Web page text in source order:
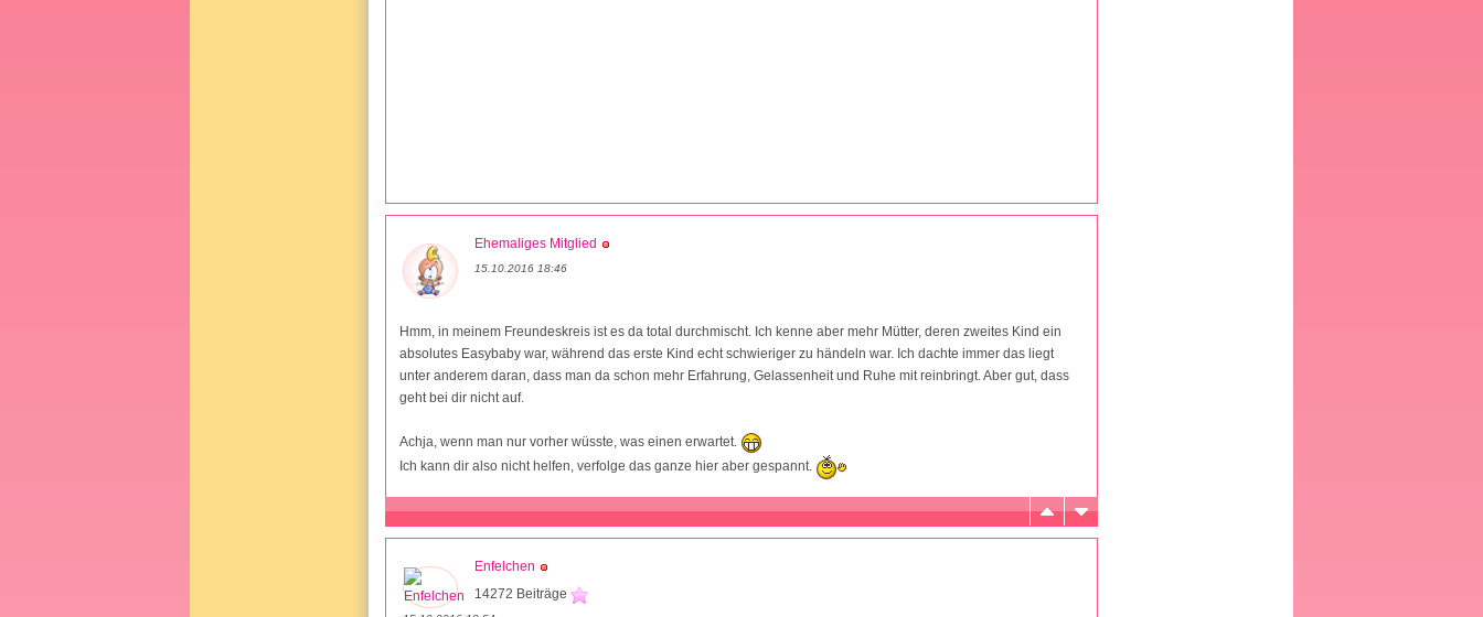
Ehemaliges Mitglied
15.10.2016 18:46
Hmm, in meinem Freundeskreis ist es da total durchmischt. Ich kenne aber mehr Mütter, deren zweites Kind ein
absolutes Easybaby war, während das erste Kind echt schwieriger zu händeln war. Ich dachte immer das liegt
unter anderem daran, dass man da schon mehr Erfahrung, Gelassenheit und Ruhe mit reinbringt. Aber gut, dass
geht bei dir nicht auf.
Achja, wenn man nur vorher wüsste, was einen erwartet.
Ich kann dir also nicht helfen, verfolge das ganze hier aber gespannt.
Enfelchen
14272 Beiträge